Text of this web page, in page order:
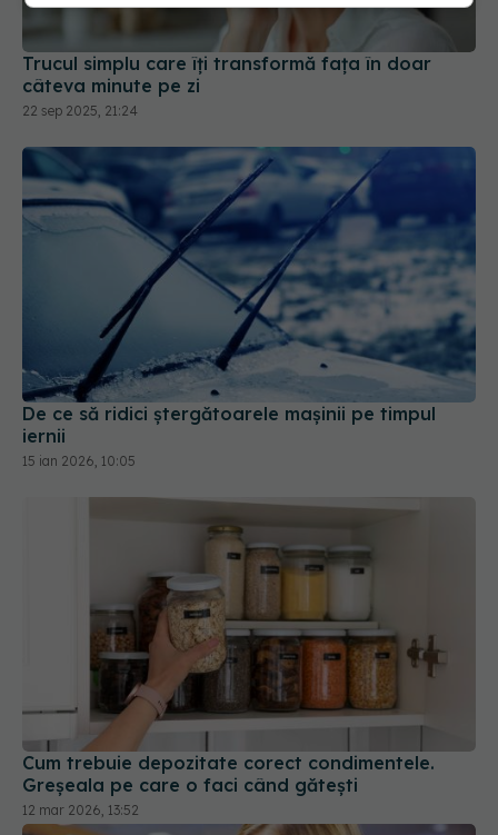
22 sep 2025, 21:24
De ce să ridici ștergătoarele mașinii pe timpul
15 ian 2026, 10:05
Cum trebuie depozitate corect condimentele.
Greșeala pe care o faci când gătești
12 mar 2026, 13:52